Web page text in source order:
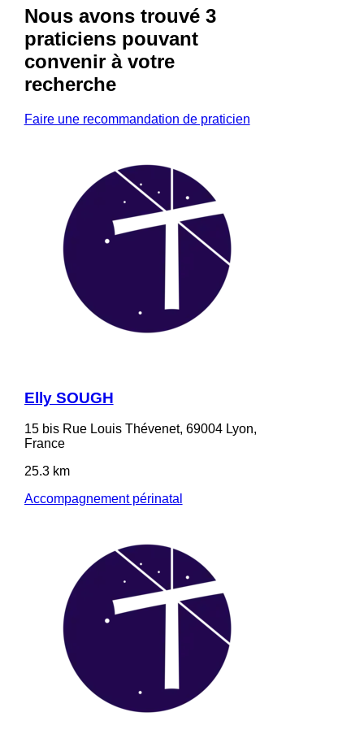
Nous avons trouvé 3
praticienspouvant
convenir à votre
recherche
Faire une recommandation de praticien
Elly SOUGH
15 bis Rue Louis Thévenet, 69004 Lyon,
France
25.3 km
Accompagnement périnatal